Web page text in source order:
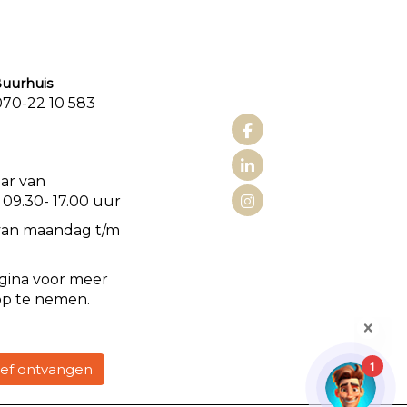
22 10 583
van
17.00 uur
maandag t/m
voor meer
te nemen.
ontvangen 1